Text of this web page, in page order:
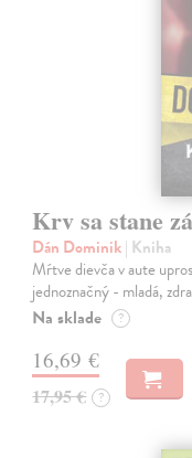
Krv sa stane
Dán Dominik| Kniha
Mŕtve dievča v aute
jednoznačný - mladá,
Na sklade ?
16,69 €
17,95 € ?